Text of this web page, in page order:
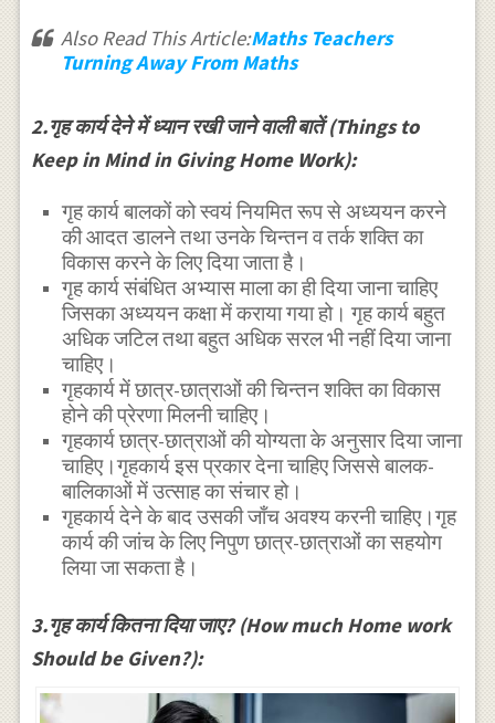
Also Read This Article:Maths Teachers
Turning Away From Maths
2.गृह कार्य देने में ध्यान रखी जाने वाली बातें (Things to
Keep in Mind in Giving Home Work):
गृह कार्य बालकों को स्वयं नियमित रूप से अध्ययन करने
की आदत डालने तथा उनके चिन्तन व तर्क शक्ति का
विकास करने के लिए दिया जाता है।
गृह कार्य संबंधित अभ्यास माला का ही दिया जाना चाहिए
जिसका अध्ययन कक्षा में कराया गया हो। गृह कार्य बहुत
अधिक जटिल तथा बहुत अधिक सरल भी नहीं दिया जाना
चाहिए।
गृहकार्य में छात्र-छात्राओं की चिन्तन शक्ति का विकास
होने की प्रेरणा मिलनी चाहिए।
गृहकार्य छात्र-छात्राओं की योग्यता के अनुसार दिया जाना
चाहिए।गृहकार्य इस प्रकार देना चाहिए जिससे बालक-
बालिकाओं में उत्साह का संचार हो।
गृहकार्य देने के बाद उसकी जाँच अवश्य करनी चाहिए।गृह
कार्य की जांच के लिए निपुण छात्र-छात्राओं का सहयोग
लिया जा सकता है।
3.गृह कार्य कितना दिया जाए? (How much Home work
Should be Given?):